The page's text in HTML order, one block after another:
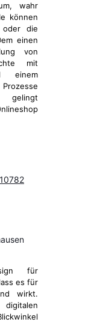
wahr
können
oder die
einen
von
mit
einem
gelingt
für
es für
wirkt.
digitalen